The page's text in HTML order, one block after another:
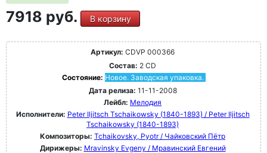
7918 руб. В корзину
Артикул: CDVP 000366
Состав: 2 CD
Состояние: Новое. Заводская упаковка.
Дата релиза: 11-11-2008
Лейбл: Мелодия
Исполнители: Peter Iljitsch Tschaikowsky (1840-1893) / Peter Iljitsch
Tschaikowsky (1840-1893)
Композиторы: Tchaikovsky, Pyotr / Чайковский Пётр
Дирижеры: Mravinsky Evgeny / Мравинский Евгений